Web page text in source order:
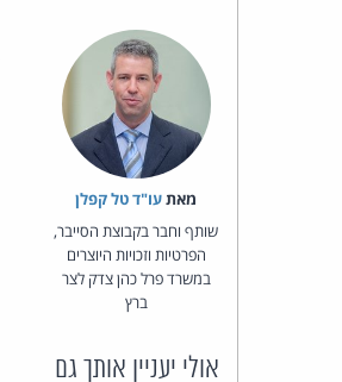
מאת‏עו"ד טל קפלן
שותף וחבר בקבוצת הסייבר,
הפרטיות וזכויות היוצרים
במשרד פרל כהן צדק לצר
ברץ
אולי יעניין אותך גם